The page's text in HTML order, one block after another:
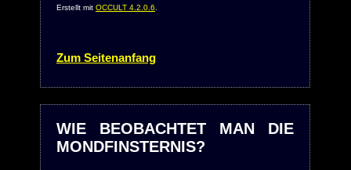
Erstellt mit OCCULT 4.2.0.6
Zum Seitenanfang
WIE BEOBACHTET MAN DIE
MONDFINSTERNIS?